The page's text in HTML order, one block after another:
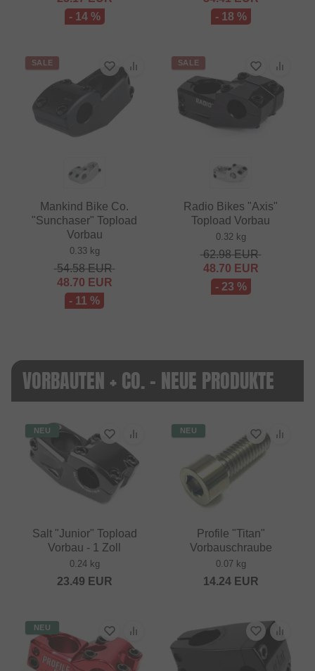
- 14 %
- 18 %
SALE
Mankind Bike Co.
"Sunchaser" Topload
Vorbau
0.33 kg
54.58EUR
48.70 EUR
- 11 %
SALE
Radio Bikes "Axis"
Topload Vorbau
0.32 kg
62.98EUR
48.70 EUR
- 23 %
VORBAUTEN + CO. - NEUE PRODUKTE
NEU
Salt "Junior" Topload
Vorbau - 1 Zoll
0.24 kg
23.49 EUR
NEU
Profile "Titan"
Vorbauschraube
0.07 kg
14.24EUR
NEU